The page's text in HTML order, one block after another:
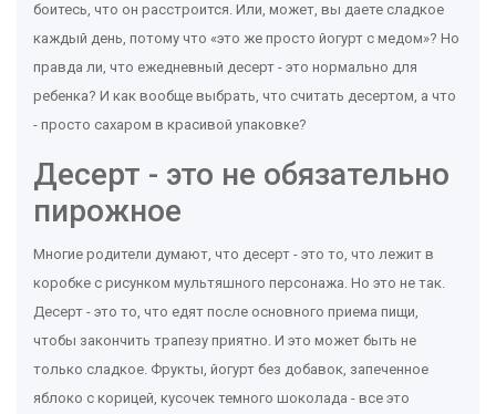
боитесь, что он расстроится. Или, может, вы даете сладкое
каждый день, потому что «это же просто йогурт с медом»? Но
правда ли, что ежедневный десерт - это нормально для
ребенка? И как вообще выбрать, что считать десертом, а что
- просто сахаром в красивой упаковке?
Десерт - это не обязательно
пирожное
Многие родители думают, что десерт - это то, что лежит в
коробке с рисунком мультяшного персонажа. Но это не так.
Десерт - это то, что едят после основного приема пищи,
чтобы закончить трапезу приятно. И это может быть не
только сладкое. Фрукты, йогурт без добавок, запеченное
яблоко с корицей, кусочек темного шоколада - все это